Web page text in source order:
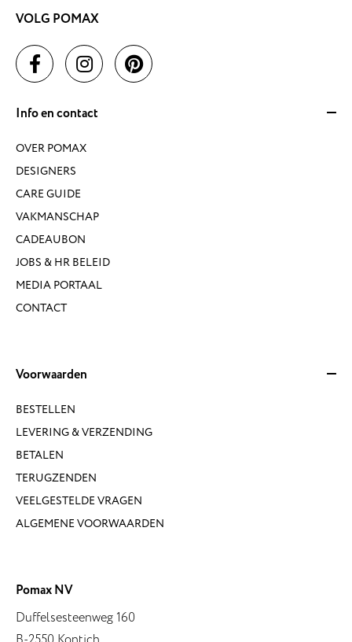
VOLG POMAX
Info en contact
OVER POMAX
DESIGNERS
CARE GUIDE
VAKMANSCHAP
CADEAUBON
JOBS & HR BELEID
MEDIA PORTAAL
CONTACT
Voorwaarden
BESTELLEN
LEVERING & VERZENDING
BETALEN
TERUGZENDEN
VEELGESTELDE VRAGEN
ALGEMENE VOORWAARDEN
Pomax NV
Duffelsesteenweg 160